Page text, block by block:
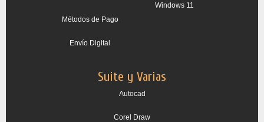
Métodos de Pago
Envío Digital
Windows 11
Suite y Varias
Autocad
Corel Draw